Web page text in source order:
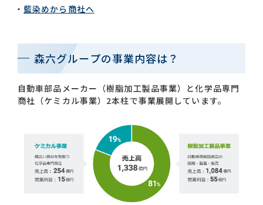
藍染めから商社へ
森六グループの事業内容は？
自動車部品メーカー（樹脂加工製品事業）と化学品専門
商社（ケミカル事業）2本柱で事業展開しています。